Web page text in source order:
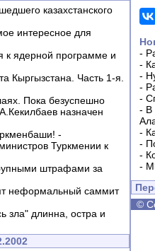
казахстанского
интересное для
к ядерной программе и
Кыргызстана. Часть 1-я.
Пока безуспешно
назначен
-
Туркмении к
штрафами за
неформальный саммит
зла" длинна, остра и
-
-
-
-
-
- В
-
-
-
-
©